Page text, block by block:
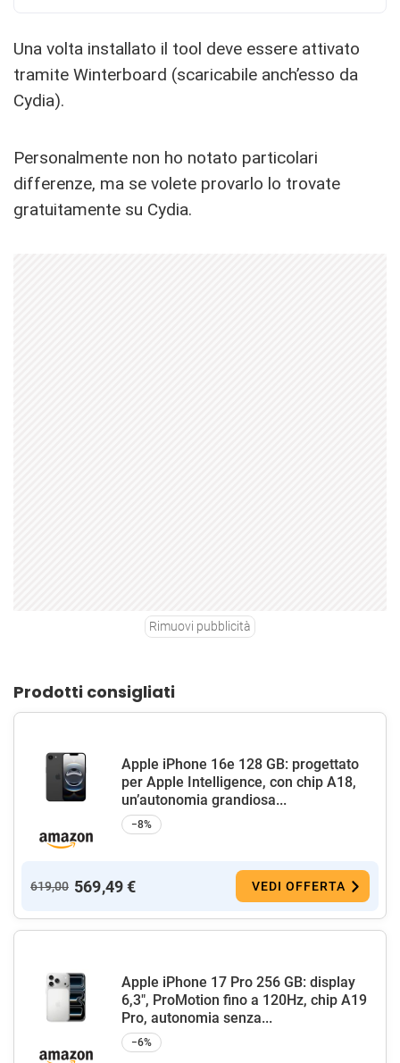
Una volta installato il tool deve essere attivato
tramite Winterboard (scaricabile anch’esso da
Cydia).
Personalmente non ho notato particolari
differenze, ma se volete provarlo lo trovate
gratuitamente su Cydia.
Rimuovi pubblicità
Prodotti consigliati
Apple iPhone 16e 128 GB: progettato
per Apple Intelligence, con chip A18,
un’autonomia grandiosa...
−8%
619,00 569,49 € VEDI OFFERTA
Apple iPhone 17 Pro 256 GB: display
6,3", ProMotion fino a 120Hz, chip A19
Pro, autonomia senza...
−6%